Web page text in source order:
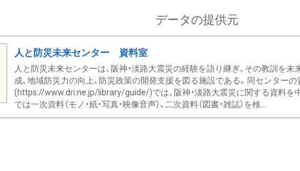
データの提供元
人と防災未来センター 資料室
人と防災未来センターは、阪神・淡路大震災の経験を語り継ぎ、その教訓を
成、地域防災力の向上、防災政策の開発支援を図る施設である。同センターの
(https://www.dri.ne.jp/library/guide/)では、阪神・淡路大震災に関する資料を
では一次資料（モノ・紙・写真・映像音声）、二次資料（図書・雑誌）を検...